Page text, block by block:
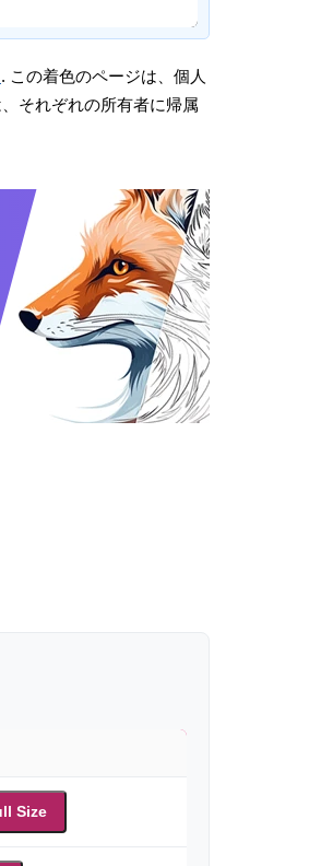
. この着色のページは、個人
それぞれの所有者に帰属
Size